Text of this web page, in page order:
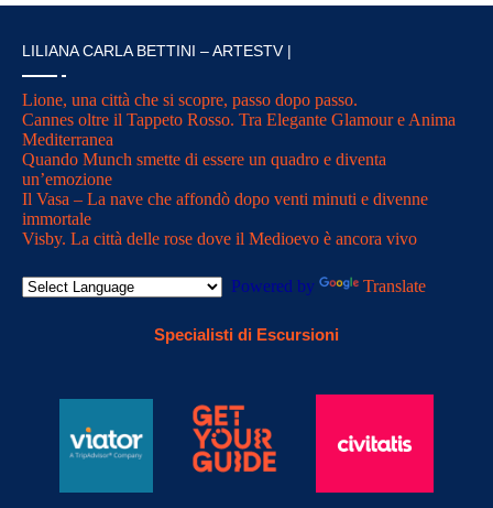
LILIANA CARLA BETTINI – ARTESTV |
Lione, una città che si scopre, passo dopo passo.
Cannes oltre il Tappeto Rosso. Tra Elegante Glamour e Anima
Mediterranea
Quando Munch smette di essere un quadro e diventa
un’emozione
Il Vasa – La nave che affondò dopo venti minuti e divenne
immortale
Visby. La città delle rose dove il Medioevo è ancora vivo
Powered by Translate
Specialisti di Escursioni